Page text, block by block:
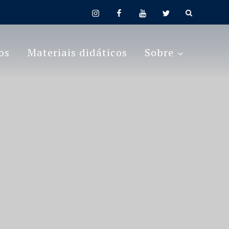
instagramfacebookyoutubetwitter
Materiais didáticos Sobre